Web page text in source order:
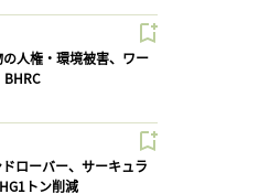
の人権・環境被害、ワー
ローバー、サーキュラ
トン削減